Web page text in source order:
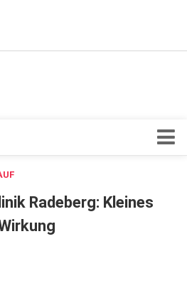
Radeberg: Kleines